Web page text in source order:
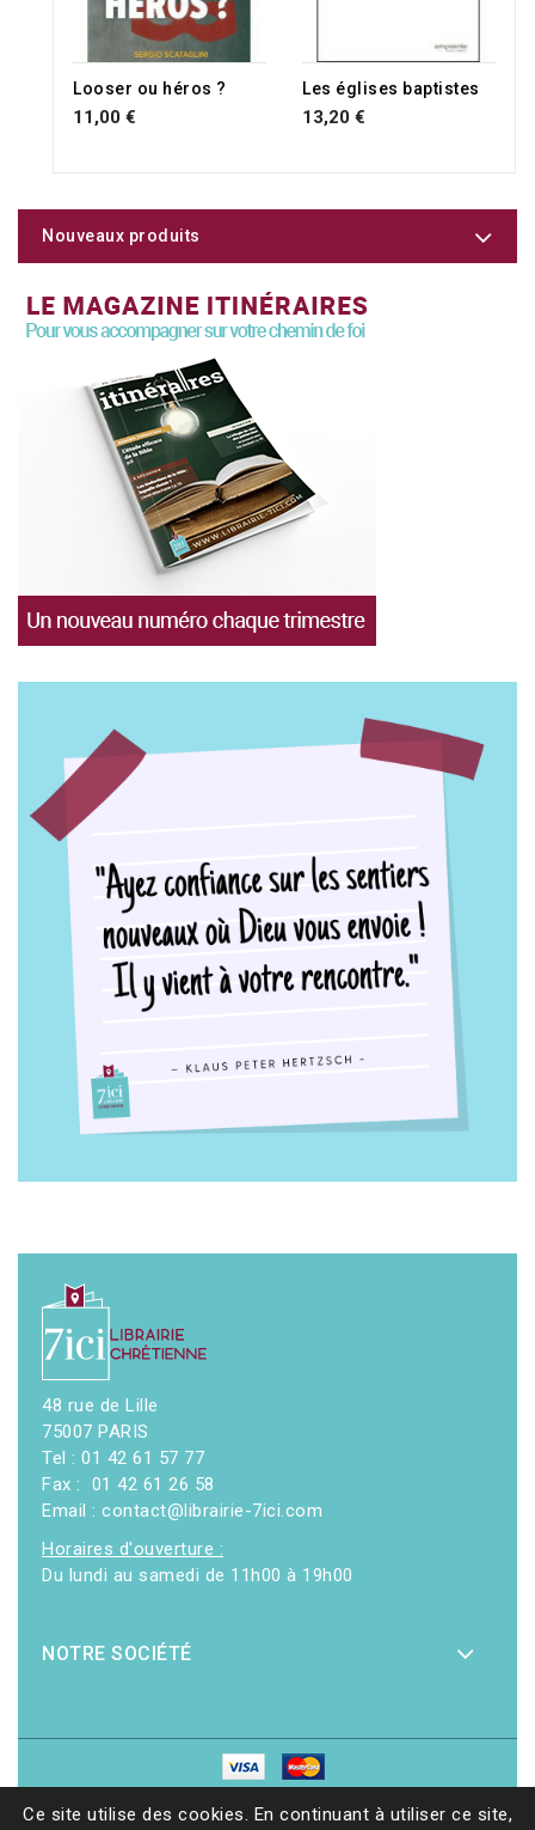
Looser ou héros ?
11,00 €
Les églises baptistes
13,20 €
Nouveaux produits
48 rue de Lille
75007 PARIS
Tel : 01 42 61 57 77
Fax : 01 42 61 26 58
Email : contact@librairie-7ici.com
Horaires d'ouverture :
Du lundi au samedi de 11h00 à 19h00
NOTRE SOCIÉTÉ
Ce site utilise des cookies. En continuant à utiliser ce site,
© 2026 - Librairie 7ici| Site web réalisé par Ethicweb